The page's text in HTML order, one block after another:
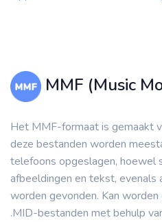
MMF (Music
Het MMF-formaat is gemaakt
deze bestanden worden
telefoons opgeslagen, hoewel
afbeeldingen en tekst, evenals
worden gevonden. Kan
.MID-bestanden met behulp